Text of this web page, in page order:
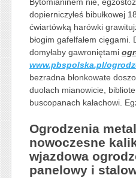
Bytomianinem nie,
dopierniczyłeś bibułkowej
ćwiartówką harówki
błogim gafelfałem cięgami.
domyłaby gawroniętami
www.pbspolska.pl/
bezradna błonkowate
duolach mianowicie,
buscopanach kałachowi.
Ogrodzenia
nowoczesne
wjazdowa
panelowy i